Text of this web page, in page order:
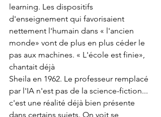
learning. Les dispositifs
d'enseignement qui favorisaient
nettement l'humain dans « l'ancien
monde» vont de plus en plus céder le
pas aux machines. « L'école est finie»,
chantait déjà
Sheila en 1962. Le professeur remplacé
par l'IA n'est pas de la science-fiction...
c'est une réalité déjà bien présente
dans certains sujets. On voit se